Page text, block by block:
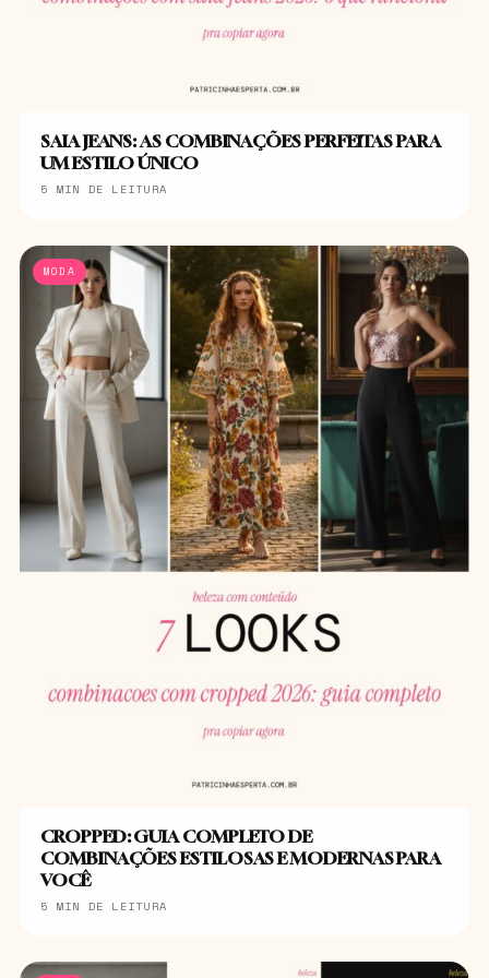
SAIA JEANS: AS COMBINAÇÕES PERFEITAS PARA
UM ESTILO ÚNICO
5 MIN DE LEITURA
MODA
CROPPED: GUIA COMPLETO DE
COMBINAÇÕES ESTILOSAS E MODERNAS PARA
VOCÊ
5 MIN DE LEITURA